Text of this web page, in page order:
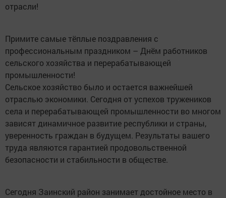
отрасли!
Примите самые тёплые поздравления с
профессиональным праздником – Днём работников
сельского хозяйства и перерабатывающей
промышленности!
Сельское хозяйство было и остается важнейшей
отраслью экономики. Сегодня от успехов тружеников
села и перерабатывающей промышленности во многом
зависят динамичное развитие республики и страны,
уверенность граждан в будущем. Результаты вашего
труда являются гарантией продовольственной
безопасности и стабильности в обществе.
Сегодня Заинский район занимает достойное место в